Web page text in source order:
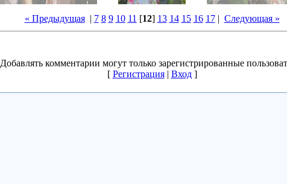
« Предыдущая| 7 8 9 10 11 [12] 13 14 15 16 17| Следующая »
Добавлять комментарии могут только зарегистрированные
[ Регистрация| Вход]